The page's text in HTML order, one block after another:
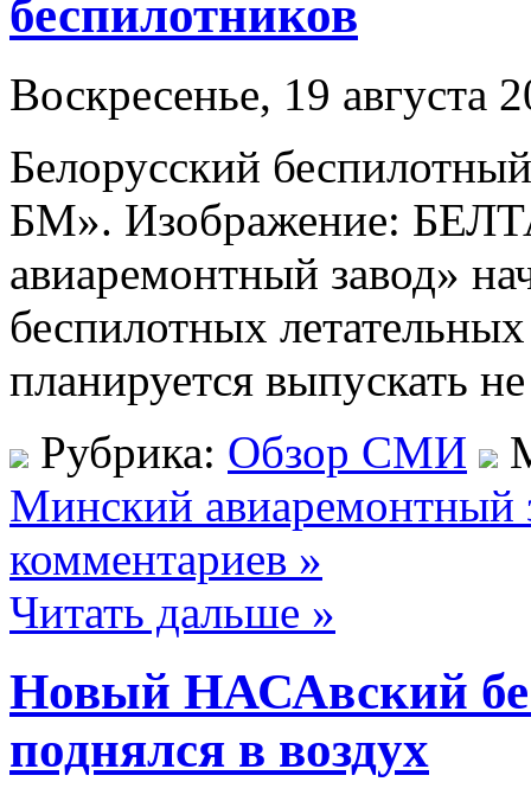
беспилотников
Воскресенье, 19 августа
Белорусский
БМ». Изображение:
авиаремонтный завод»
беспилотных
планируется выпускать
Рубрика: Обзор СМИ
Минский авиаремонтный
комментариев »
Читать дальше »
Новый НАСАвский
поднялся в воздух